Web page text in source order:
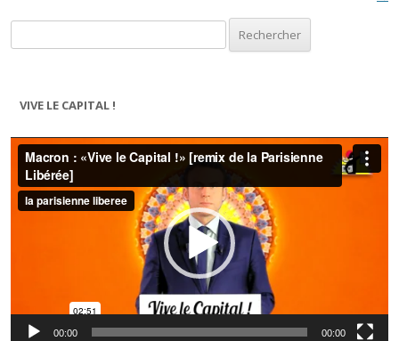
VIVE LE CAPITAL !
Lecteur
vidéo
00:00 00:00